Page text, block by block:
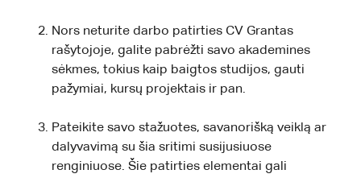
Nors neturite darbo patirties CV Grantas
rašytojoje, galite pabrėžti savo akademines
sėkmes, tokius kaip baigtos studijos, gauti
pažymiai, kursų projektais ir pan.
Pateikite savo stažuotes, savanorišką veiklą ar
dalyvavimą su šia sritimi susijusiuose
renginiuose. Šie patirties elementai gali